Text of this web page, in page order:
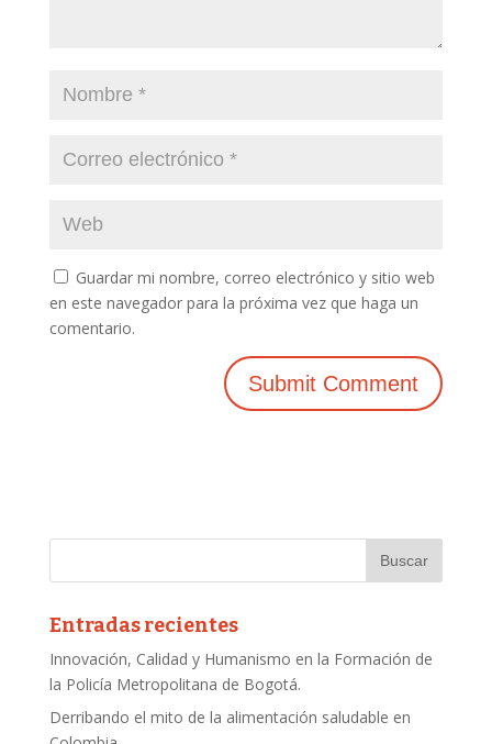
Guardar mi nombre, correo electrónico y sitio web
en este navegador para la próxima vez que haga un
comentario.
Entradas recientes
Innovación, Calidad y Humanismo en la Formación de
la Policía Metropolitana de Bogotá.
Derribando el mito de la alimentación saludable en